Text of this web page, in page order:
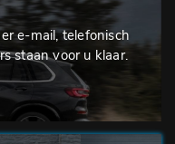
e-mail, telefonisch
staan voor u klaar.